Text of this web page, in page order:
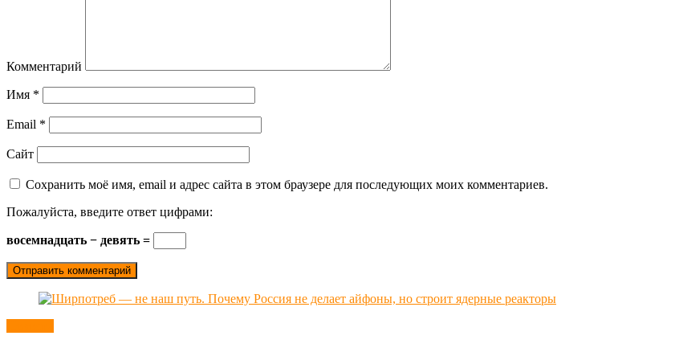
Комментарий
Имя *
Email *
Сайт
Сохранить моё имя, email и адрес сайта в этом браузере для последующих моих комментариев.
Пожалуйста, введите ответ цифрами:
восемнадцать − девять =